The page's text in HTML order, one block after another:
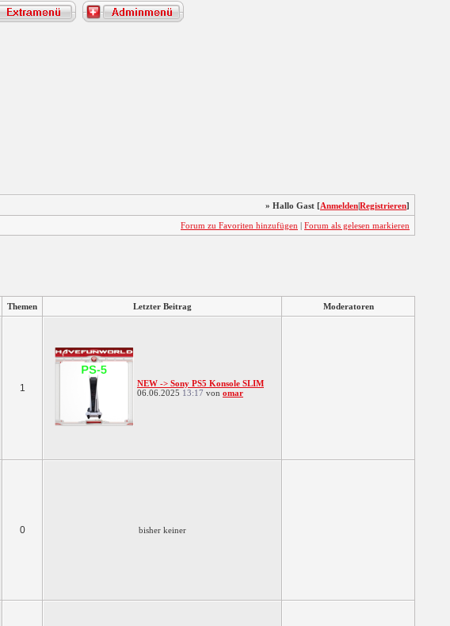
» Hallo Gast [Anmelden|Registrieren]
Forum zu Favoriten hinzufügen | Forum als gelesen markieren
Themen Letzter Beitrag Moderatoren
1
NEW -> Sony PS5 Konsole SLIM
06.06.2025 13:17 von omar
0 bisher keiner